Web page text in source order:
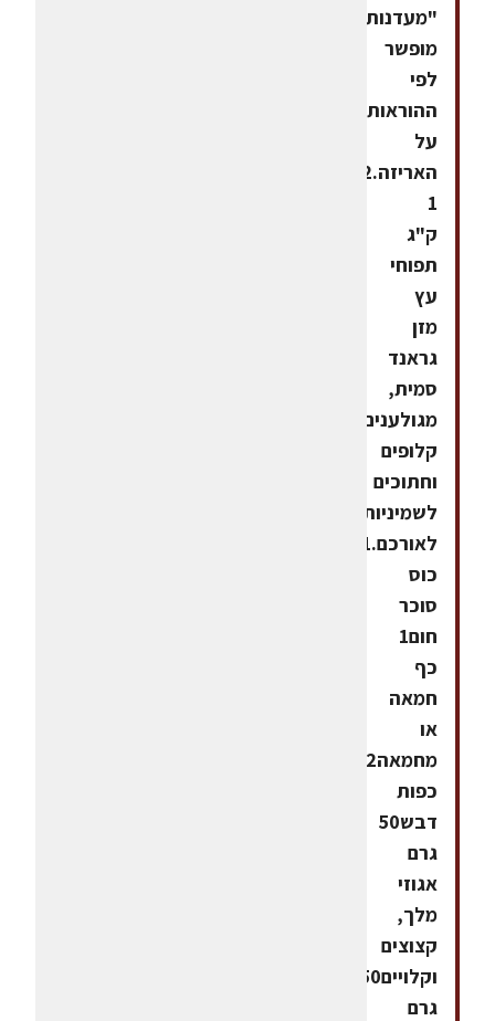
"מעדנות",
מופשר
לפי
ההוראות
על
האריזה.1/2
1
ק"ג
תפוחי
עץ
מזן
גראנד
סמית,
מגולענים,
קלופים
וחתוכים
לשמיניות
לאורכם.1
כוס
סוכר
חום1
כף
חמאה
או
מחמאה2
כפות
דבש50
גרם
אגוזי
מלך,
קצוצים
וקלויים50
גרם